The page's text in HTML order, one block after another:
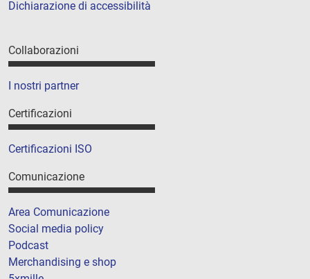
Dichiarazione di accessibilità
Collaborazioni
I nostri partner
Certificazioni
Certificazioni ISO
Comunicazione
Area Comunicazione
Social media policy
Podcast
Merchandising e shop